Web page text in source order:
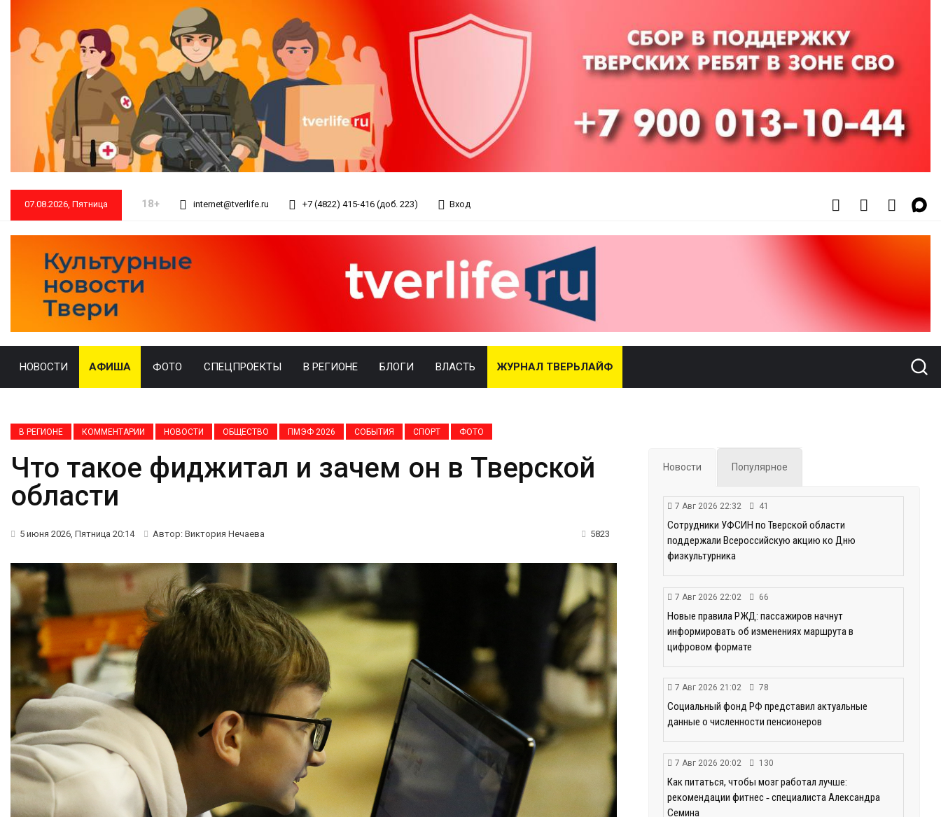
07.08.2026, Пятница 18+ internet@tverlife.ru +7 (4822) 415-416 (доб. 223) Вход
НОВОСТИ АФИША ФОТО СПЕЦПРОЕКТЫ В РЕГИОНЕ БЛОГИ ВЛАСТЬ ЖУРНАЛ ТВЕРЬЛАЙФ
В РЕГИОНЕ КОММЕНТАРИИ НОВОСТИ ОБЩЕСТВО ПМЭФ 2026 СОБЫТИЯ СПОРТ ФОТО
Что такое фиджитал и зачем он в Тверской
области
5 июня 2026, Пятница 20:14 Автор: Виктория Нечаева 5823
Новости Популярное
7 Авг 2026 22:32 41
Сотрудники УФСИН по Тверской области
поддержали Всероссийскую акцию ко Дню
физкультурника
7 Авг 2026 22:02 66
Новые правила РЖД: пассажиров начнут
информировать об изменениях маршрута в
цифровом формате
7 Авг 2026 21:02 78
Социальный фонд РФ представил актуальные
данные о численности пенсионеров
7 Авг 2026 20:02 130
Как питаться, чтобы мозг работал лучше:
рекомендации фитнес ‑ специалиста Александра
Семина